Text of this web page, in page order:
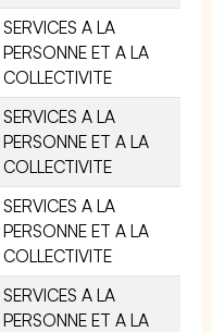
SERVICES A LA
PERSONNE ET A LA
COLLECTIVITE
SERVICES A LA
PERSONNE ET A LA
COLLECTIVITE
SERVICES A LA
PERSONNE ET A LA
COLLECTIVITE
SERVICES A LA
PERSONNE ET A LA